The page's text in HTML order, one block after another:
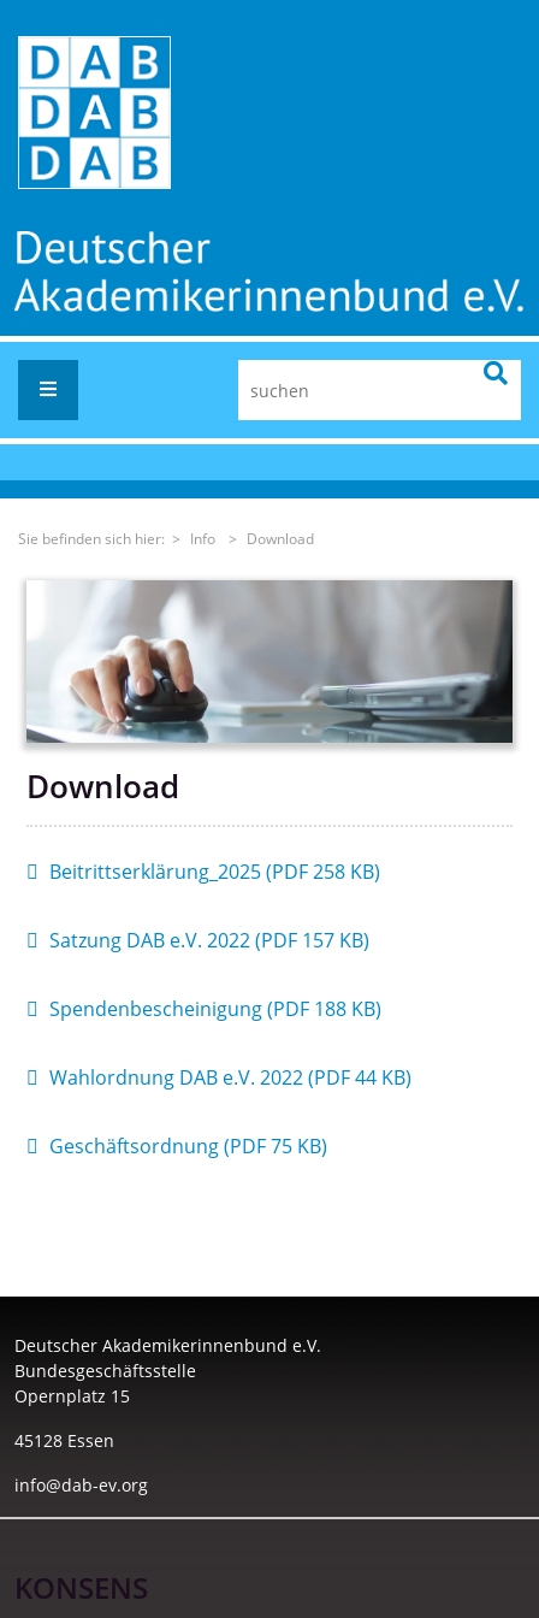
▼
▼
Sie befinden sich hier: > Info > Download
Download
Beitrittserklärung_2025 (PDF 258 KB)
Satzung DAB e.V. 2022 (PDF 157 KB)
Spendenbescheinigung (PDF 188 KB)
Wahlordnung DAB e.V. 2022 (PDF 44 KB)
Geschäftsordnung (PDF 75 KB)
Deutscher Akademikerinnenbund e.V.
Bundesgeschäftsstelle
Opernplatz 15
45128 Essen
info@dab-ev.org
KONSENS